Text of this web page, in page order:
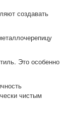
создавать
Это особенно
чистым